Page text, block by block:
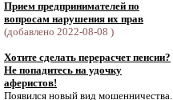
Прием предпринимателей по
вопросам нарушения их прав
(добавлено 2022-08-08 )
Хотите сделать перерасчет пенсии?
Не попадитесь на удочку
аферистов!
Появился новый вид мошенничества.